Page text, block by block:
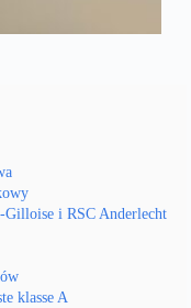
i RSC Anderlecht
klasse A